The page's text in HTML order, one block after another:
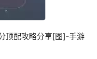
顶配攻略分享[图]-手游